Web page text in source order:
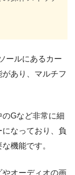
ールにあるカー
あり、マルチフ
Gなど非常に細
なっており、負
機能です。
オーディオの画